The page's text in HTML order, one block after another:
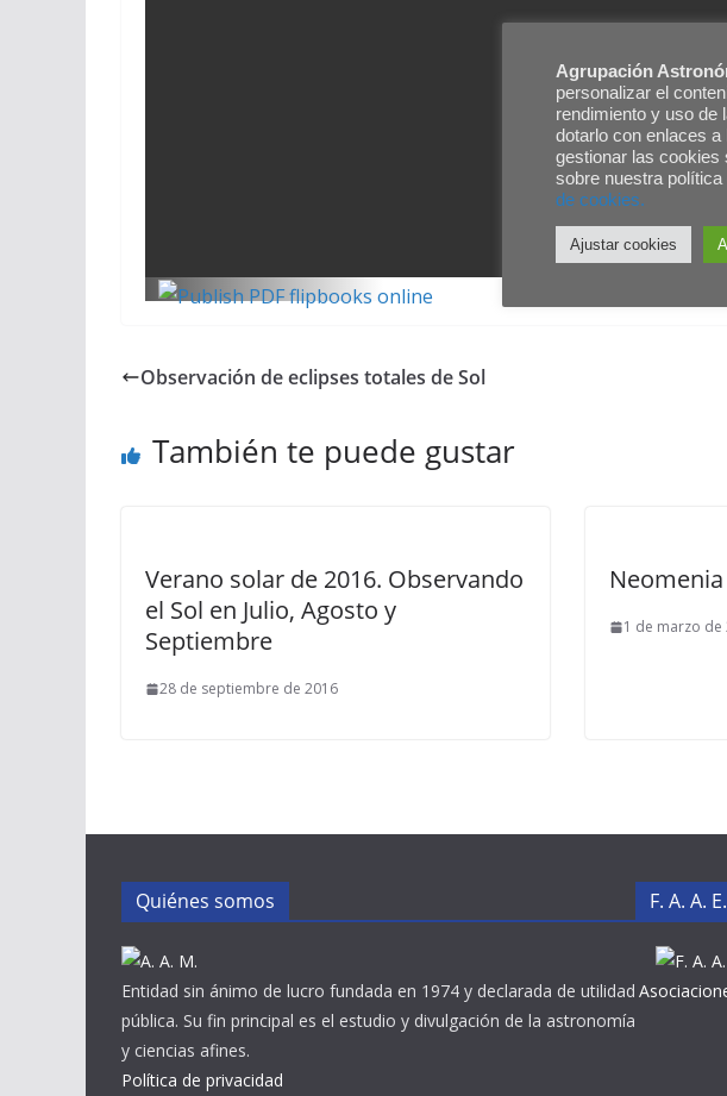
Observación de eclipses totales de Sol
También te puede gustar
Verano solar de 2016. Observando
el Sol en Julio, Agosto y
Septiembre
28 de septiembre de 2016
1 de marzo de
Quiénes somos
Entidad sin ánimo de lucro fundada en 1974 y declarada de utilidad
pública. Su fin principal es el estudio y divulgación de la astronomía
y ciencias afines.
Política de privacidad
F. A. A. E.
Agrupación
personalizar el
rendimiento y uso de
dotarlo con enlaces
gestionar las cookies
sobre nuestra
de cookies.
Ajustar cookies